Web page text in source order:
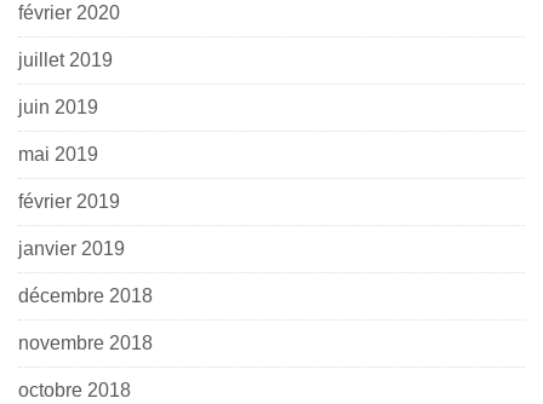
février 2020
juillet 2019
juin 2019
mai 2019
février 2019
janvier 2019
décembre 2018
novembre 2018
octobre 2018